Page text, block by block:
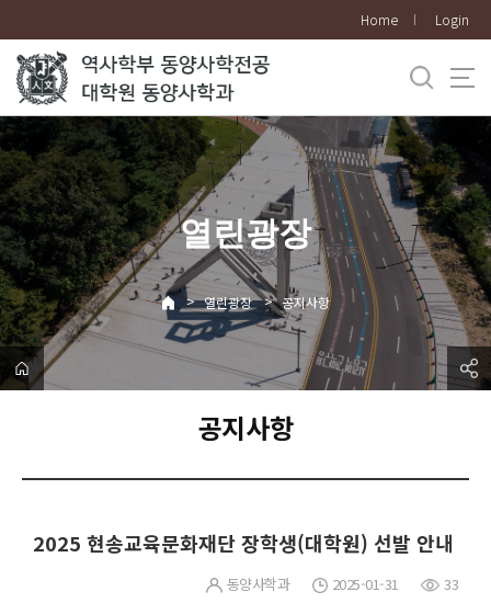
로
메
뉴
Home Login
열린광장
> 열린광장 > 공지사항
공지사항
2025 현송교육문화재단 장학생(대학원) 선발 안내
동양사학과 2025-01-31 33